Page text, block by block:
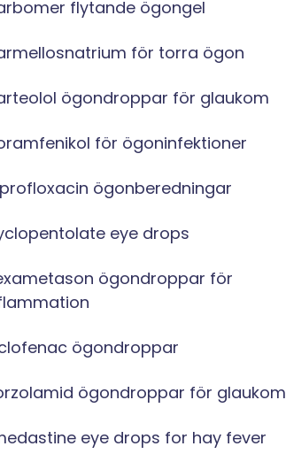
flytande ögongel
för torra ögon
ögondroppar för glaukom
för ögoninfektioner
ögonberedningar
eye drops
ögondroppar för
ögondroppar
ögondroppar för glaukom
eye drops for hay fever